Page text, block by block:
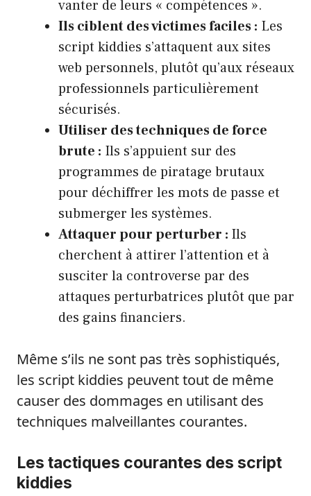
vanter de leurs « compétences ».
Ils ciblent des victimes faciles : Les
script kiddies s’attaquent aux sites
web personnels, plutôt qu’aux réseaux
professionnels particulièrement
sécurisés.
Utiliser des techniques de force
brute : Ils s’appuient sur des
programmes de piratage brutaux
pour déchiffrer les mots de passe et
submerger les systèmes.
Attaquer pour perturber : Ils
cherchent à attirer l’attention et à
susciter la controverse par des
attaques perturbatrices plutôt que par
des gains financiers.
Même s’ils ne sont pas très sophistiqués,
les script kiddies peuvent tout de même
causer des dommages en utilisant des
techniques malveillantes courantes.
Les tactiques courantes des script
kiddies